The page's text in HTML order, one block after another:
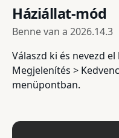
Háziállat-mód
Benne van a 2026.14.3
Válaszd ki és nevezd
Megjelenítés >
menüpontban.